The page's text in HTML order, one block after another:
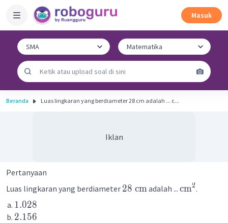
Masuk
Beranda Luas lingkaran yang berdiameter 28 cm adalah ... c...
Iklan
Pertanyaan
Luas lingkaran yang berdiameter 28 cmadalah ... cm2.
1.028
2.156